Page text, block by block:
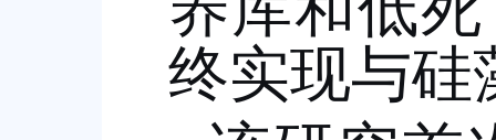
终实现与硅